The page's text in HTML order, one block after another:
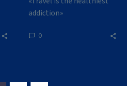
addiction»
0